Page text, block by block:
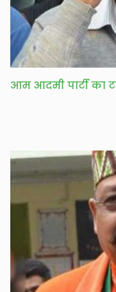
आम आदमी पार्टी का